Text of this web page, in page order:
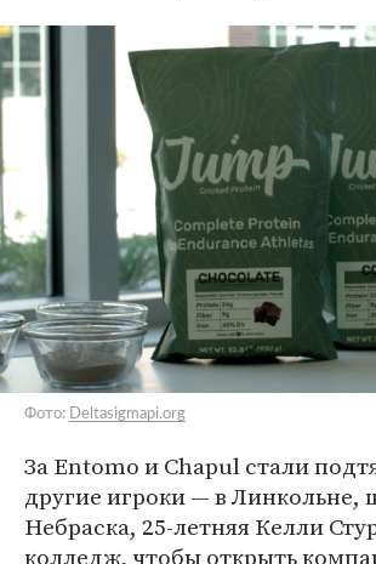
Фото: Deltasigmapi.org
За Entomo и Chapul стали
другие игроки — в Линкольне,
Небраска, 25-летняя Келли
колледж, чтобы открыть